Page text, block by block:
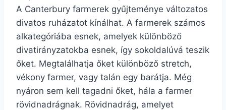
A Canterbury farmerek gyűjteménye változatos
divatos ruházatot kínálhat. A farmerek számos
alkategóriába esnek, amelyek különböző
divatirányzatokba esnek, így sokoldalúvá teszik
őket. Megtalálhatja őket különböző stretch,
vékony farmer, vagy talán egy barátja. Még
nyáron sem kell tagadni őket, hála a farmer
rövidnadrágnak. Rövidnadrág, amelyet